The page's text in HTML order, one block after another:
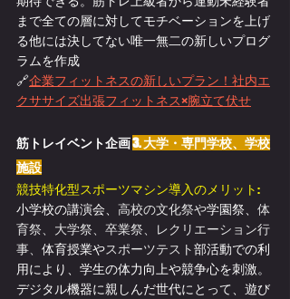
まで全ての層に対してモチベーションを上げ
る他には決してない唯一無二の新しいプログ
ラムを作成
🔗企業フィットネスの新しいプラン！ 社内エ
クササイズ出張フィットネス×腕立て伏せ
筋トレイベント企画 3. 大学・専門学校、学校
施設
競技特化型スポーツマシン導入のメリット:
小学校の講演会、 高校の文化祭や学園祭、 体
育祭、大学祭、卒業祭、レクリエーション行
事、 体育授業やスポーツテスト部活動での利
用により、学生の体力向上や競争心を刺激。
デジタル機器に親しんだ世代にとって、遊び